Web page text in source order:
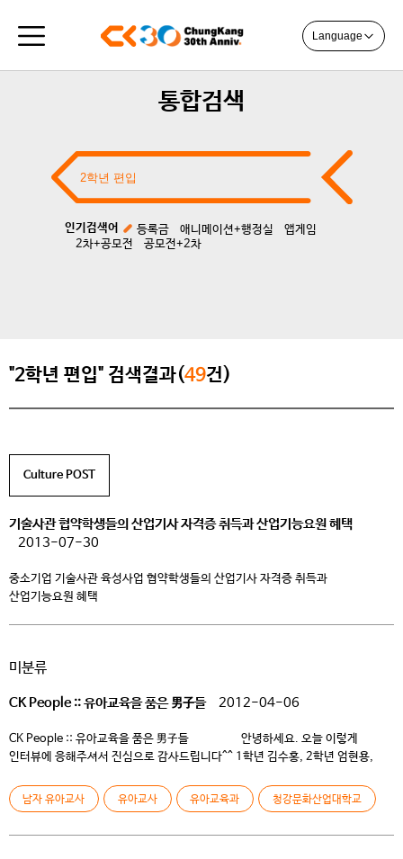
Language
통합검색
인기검색어 등록금 애니메이션+행정실
앱게임
2차+공모전
공모전+2차
"2학년 편입" 검색결과(49건)
Culture POST
기술사관 협약학생들의 산업기사 자격증 취득과 산업기능요원 혜택
2013-07-30
중소기업 기술사관 육성사업 협약학생들의 산업기사 자격증 취득과
산업기능요원 혜택
기술사관 육성사업’을 2009년부터 수행하고 있습니다. 교육과학기술부와
커리큘럼을 구성하여, 진학에서 취업까지 산업 현장이 필요로 하는 실무형 인재를
미분류
CK People :: 유아교육을 품은 男子들 2012-04-06
CK People :: 유아교육을 품은 男子들 안녕하세요. 오늘 이렇게
인터뷰에 응해주셔서 진심으로 감사드립니다^^ 1학년 김수홍, 2학년 엄현용,
든든하네요. 부담 갖지 마시고 가볍게 응해주시면 감사하겠습니다. Q. 먼저
유아교육과에는 왜 지원하시게 되었나요? 김수홍: 처음에는 사회복지학과를
남자 유아교사 유아교사 유아교육과 청강문화산업대학교